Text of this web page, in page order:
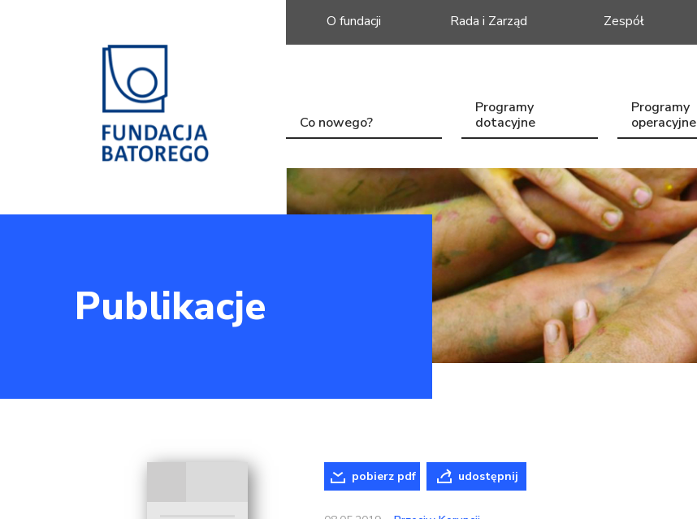
O fundacji Rada i Zarząd Zespół
Co nowego?
Programy
dotacyjne
Programy
operacyjne
Publikacje
pobierz pdf udostępnij